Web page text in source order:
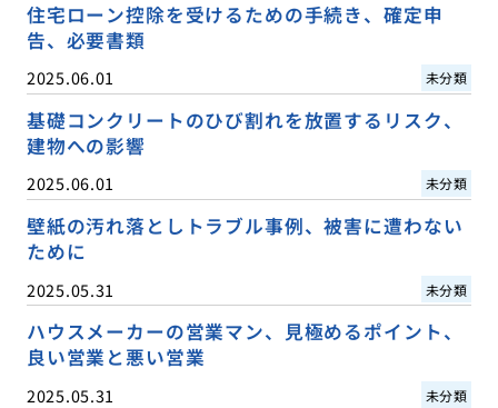
住宅ローン控除を受けるための手続き、確定申
告、必要書類
2025.06.01 未分類
基礎コンクリートのひび割れを放置するリスク、
建物への影響
2025.06.01 未分類
壁紙の汚れ落としトラブル事例、被害に遭わない
ために
2025.05.31 未分類
ハウスメーカーの営業マン、見極めるポイント、
良い営業と悪い営業
2025.05.31 未分類